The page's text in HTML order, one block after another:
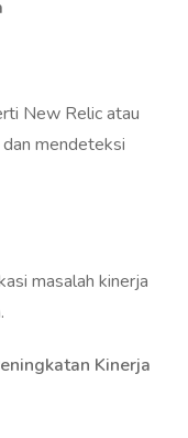
New Relic atau
mendeteksi
masalah kinerja
Kinerja